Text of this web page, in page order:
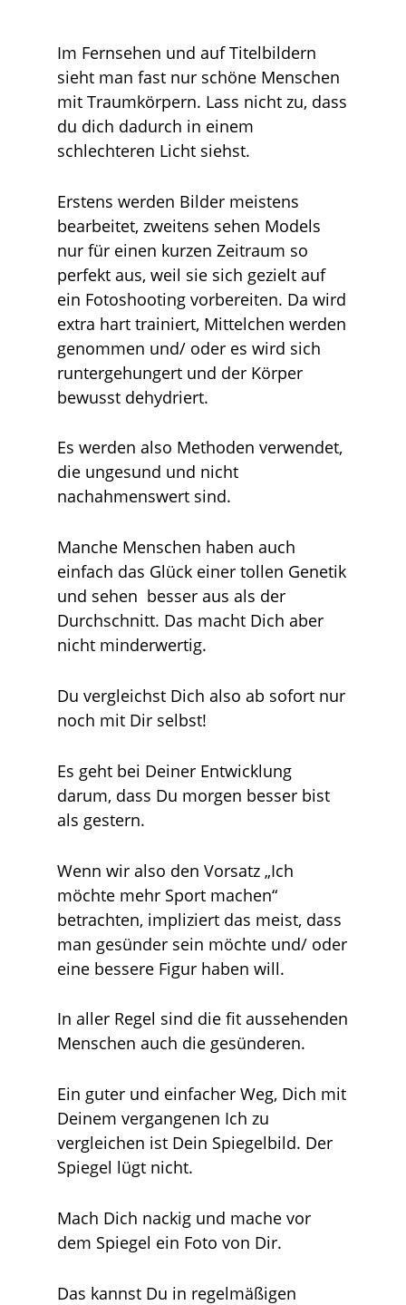
Im Fernsehen und auf Titelbildern
sieht man fast nur schöne Menschen
mit Traumkörpern. Lass nicht zu, dass
du dich dadurch in einem
schlechteren Licht siehst.
Erstens werden Bilder meistens
bearbeitet, zweitens sehen Models
nur für einen kurzen Zeitraum so
perfekt aus, weil sie sich gezielt auf
ein Fotoshooting vorbereiten. Da wird
extra hart trainiert, Mittelchen werden
genommen und/ oder es wird sich
runtergehungert und der Körper
bewusst dehydriert.
Es werden also Methoden verwendet,
die ungesund und nicht
nachahmenswert sind.
Manche Menschen haben auch
einfach das Glück einer tollen Genetik
und sehen besser aus als der
Durchschnitt. Das macht Dich aber
nicht minderwertig.
Du vergleichst Dich also ab sofort nur
noch mit Dir selbst!
Es geht bei Deiner Entwicklung
darum, dass Du morgen besser bist
als gestern.
Wenn wir also den Vorsatz „Ich
möchte mehr Sport machen“
betrachten, impliziert das meist, dass
man gesünder sein möchte und/ oder
eine bessere Figur haben will.
In aller Regel sind die fit aussehenden
Menschen auch die gesünderen.
Ein guter und einfacher Weg, Dich mit
Deinem vergangenen Ich zu
vergleichen ist Dein Spiegelbild. Der
Spiegel lügt nicht.
Mach Dich nackig und mache vor
dem Spiegel ein Foto von Dir.
Das kannst Du in regelmäßigen